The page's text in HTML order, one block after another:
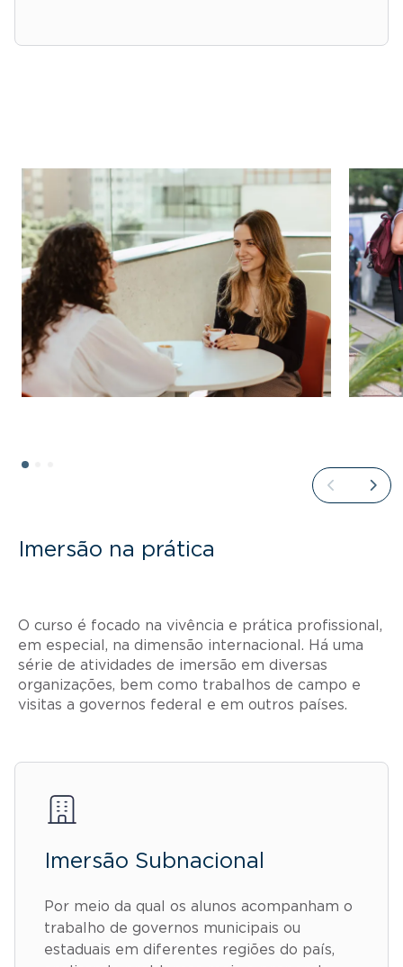
Imersão na prática
O curso é focado na vivência e prática profissional,
em especial, na dimensão internacional. Há uma
série de atividades de imersão em diversas
organizações, bem como trabalhos de campo e
visitas a governos federal e em outros países.
Imersão Subnacional
Por meio da qual os alunos acompanham o
trabalho de governos municipais ou
estaduais em diferentes regiões do país,